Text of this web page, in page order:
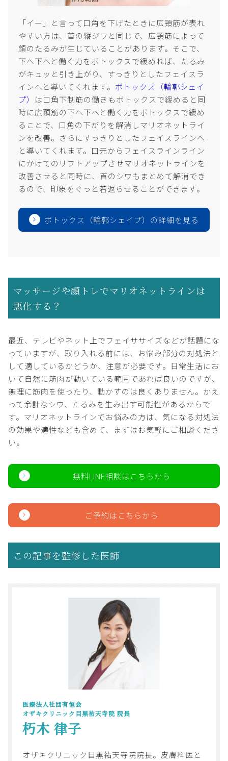
「イー」と言って口角を下げたときに広頸筋が表れ
やすい方は、首の縦ジワと同じで、広頸筋によって
顔のたるみが生じていることがあります。そこで、
下へ下へと働く力をボトックスで緩めれば、たるみ
がキュッと引き上がり、すっきりとしたフェイスラ
インへと導いてくれます。 ボトックス（輪郭シェイ
プ） は口角下制筋の働きもボトックスで緩めると同
時に広頚筋の下へ下へと働く力をボトックスで緩め
ることで、口角の下がりを解消しマリオネットライ
ンを改善。さらにすっきりとしたフェイスラインへ
と導いてくれます。口元からフェイスラインライン
にかけてのリフトアップさせマリオネットラインを
改善させると同時に、首のシワもまとめて解消でき
るので、印象をぐっと若返らせることができます。
ボトックス（輪郭シェイプ）の詳細を見る
マッサージや顔トレでマリオネットラインは
悪化する？
最近、テレビやネット上でフェイササイズなどが話題にな
っていますが、取り入れる前には、お悩み部分の対処法と
して適しているかどうか、注意が必要です。日常生活にお
いて自然に筋肉が動いている範囲であれば良いのですが、
無理に筋肉を使ったり、動かすのは良くありません。かえ
って余計なシワ、たるみを生み出す可能性があるからで
す。マリオネットラインでお悩みの方は、気になる対処法
の効果や適性なども含めて、まずはお気軽にご相談くださ
い。
無料LINE相談はこちらから
ご予約はこちらから
この記事を監修した医師
医療法人社団有恒会
オザキクリニック目黒祐天寺院 院長
朽木 律子
オザキクリニック目黒祐天寺院院長。皮膚科医と